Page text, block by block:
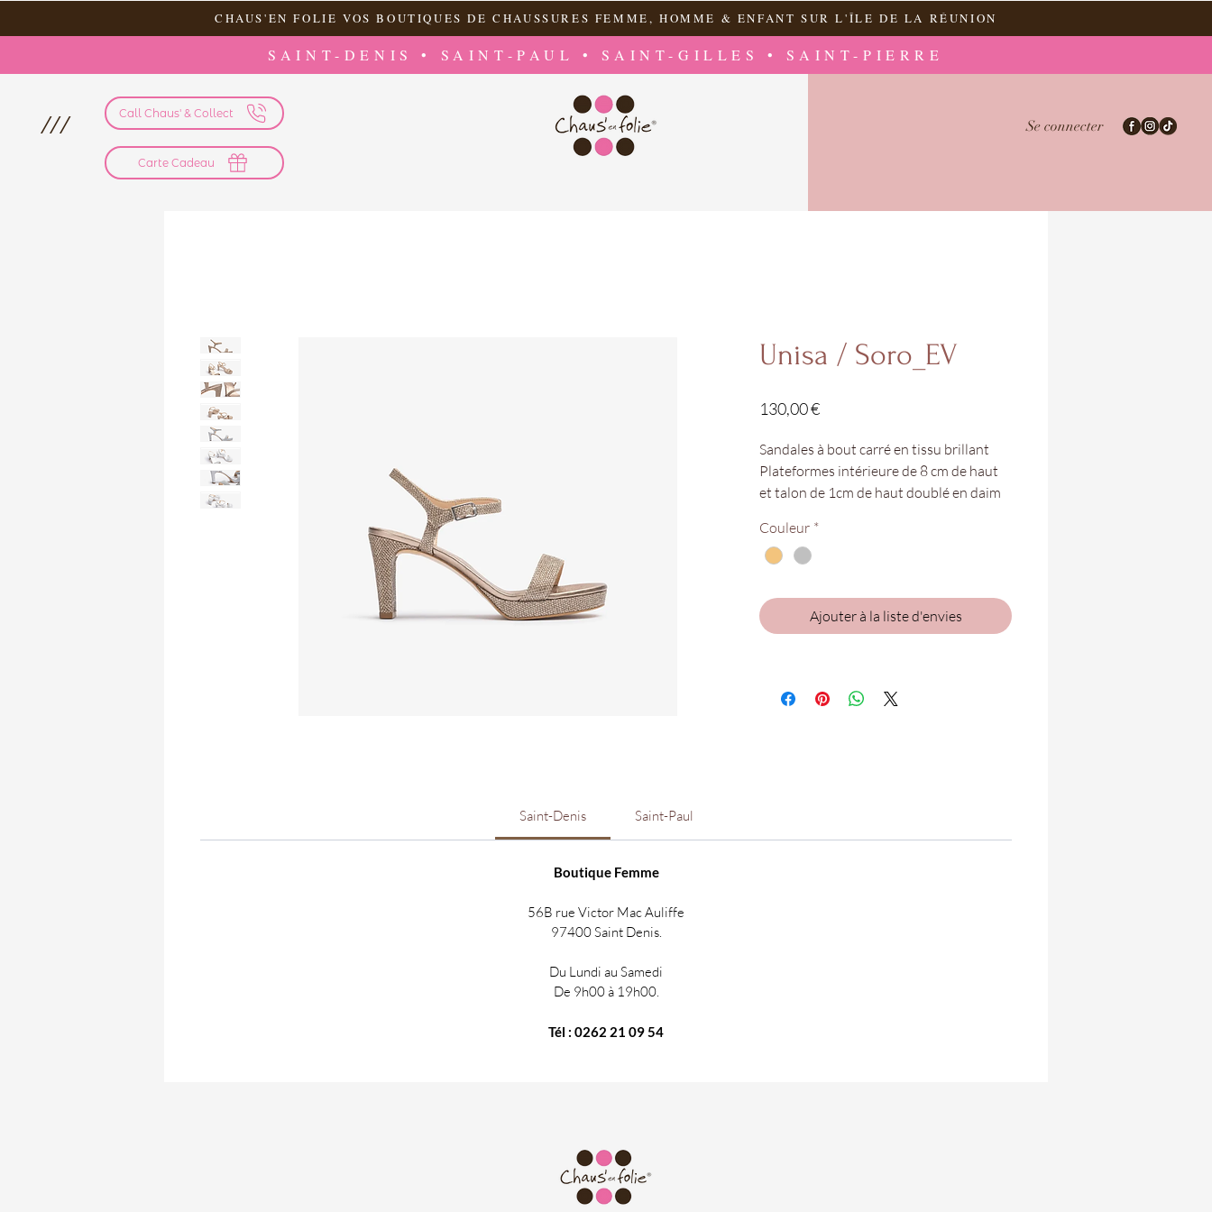
CHAUS'EN FOLIE VOS BOUTIQUES DE CHAUSSURES FEMME, HOMME & ENFANT SUR L'ÎLE DE LA RÉUNION
SAINT-DENIS • SAINT-PAUL • SAINT-GILLES • SAINT-PIERRE
/// Call Chaus' & Collect
Carte Cadeau
Se connecter
Unisa / Soro_EV
130,00 €Prix
Sandales à bout carré en tissu brillant
Plateformes intérieure de 8 cm de haut
et talon de 1cm de haut doublé en daim
boucle en métal à la cheville et une
semelle en caoutchouc légère et
à la main.
Disponibles dans vos boutiques
Chaus'en Folie de Saint-Denis et Saint-
Couleur *
Ajouter à la liste d'envies
Saint-Denis Saint-Paul
Boutique Femme
56B rue Victor Mac Auliffe
97400 Saint Denis.
Du Lundi au Samedi
De 9h00 à 19h00.
Tél : 0262 21 09 54